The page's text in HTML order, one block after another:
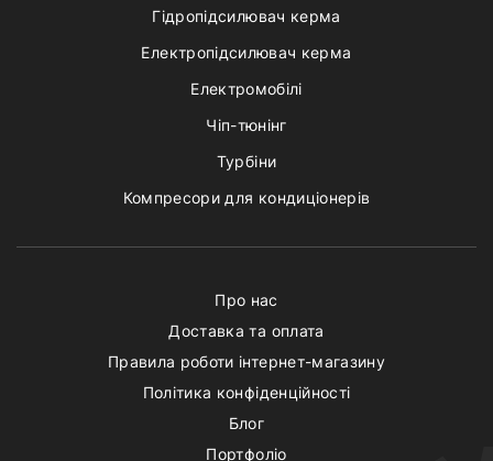
Гідропідсилювач керма
Електропідсилювач керма
Електромобілі
Чіп-тюнінг
Турбіни
Компресори для кондиціонерів
Про нас
Доставка та оплата
Правила роботи інтернет-магазину
Політика конфіденційності
Блог
Портфоліо